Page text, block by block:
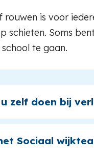
rouwen is voor
schieten. Soms
te gaan.
zelf doen bij
Sociaal